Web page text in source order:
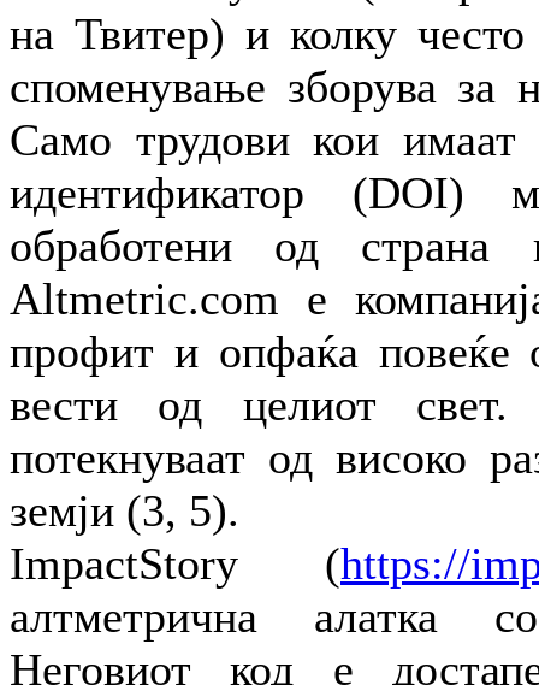
на Твитер) и колку често
споменување зборува за
Само трудови кои имаат
идентификатор (DOI)
обработени од страна
Altmetric.com е
профит и опфаќа повеќе
вести од целиот
потекнуваат од високо
земји (3, 5).
ImpactStory (https://
алтметрична алатка
Неговиот код е